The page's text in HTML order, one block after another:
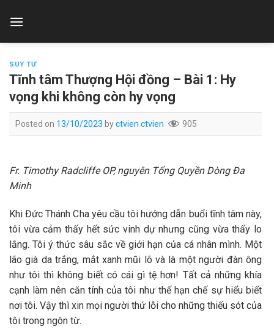
SUY TƯ
Tĩnh tâm Thượng Hội đồng – Bài 1: Hy
vọng khi không còn hy vọng
Posted on 13/10/2023 byctvien ctvien 905
Fr. Timothy Radcliffe OP, nguyên Tổng Quyền Dòng Đa
Minh
Khi Đức Thánh Cha yêu cầu tôi hướng dẫn buổi tĩnh tâm này,
tôi vừa cảm thấy hết sức vinh dự nhưng cũng vừa thấy lo
lắng. Tôi ý thức sâu sắc về giới hạn của cá nhân mình. Một
lão già da trắng, mắt xanh mũi lõ và là một người đàn ông
như tôi thì không biết có cái gì tệ hơn! Tất cả những khía
cạnh làm nên căn tính của tôi như thế hạn chế sự hiểu biết
nơi tôi. Vậy thì xin mọi người thứ lỗi cho những thiếu sót của
tôi trong ngôn từ.